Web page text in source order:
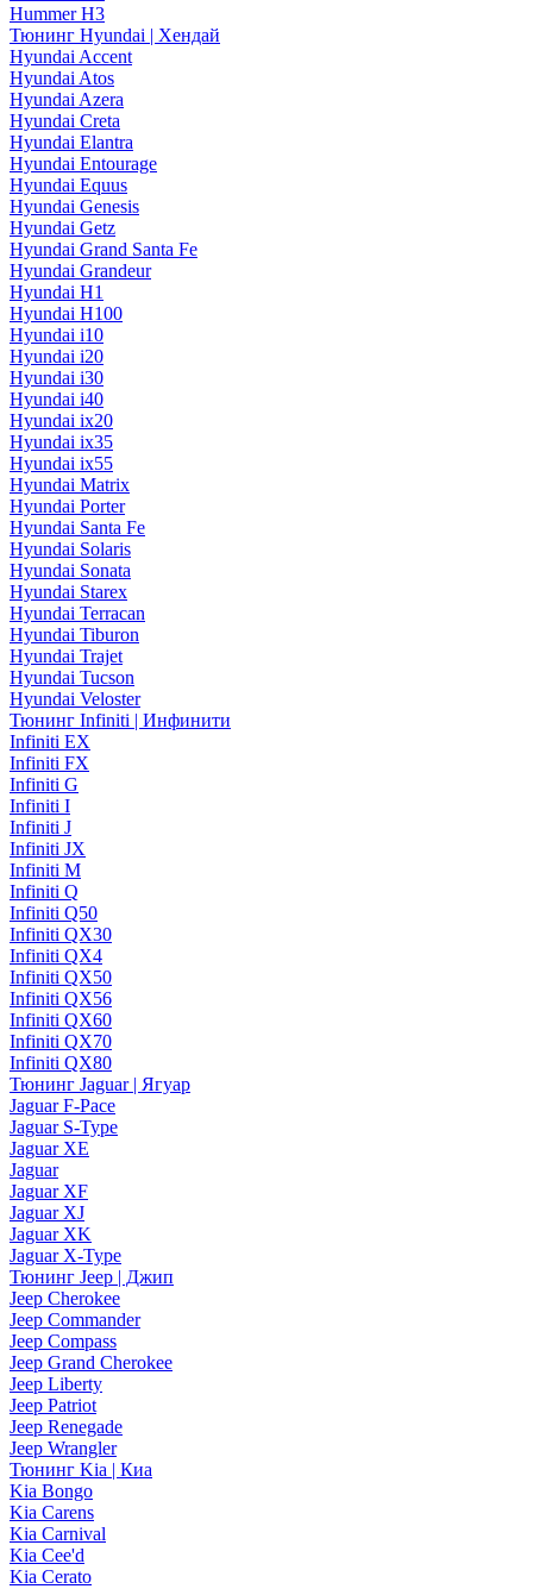
Hummer H3
Тюнинг Hyundai | Хендай
Hyundai Accent
Hyundai Atos
Hyundai Azera
Hyundai Creta
Hyundai Elantra
Hyundai Entourage
Hyundai Equus
Hyundai Genesis
Hyundai Getz
Hyundai Grand Santa Fe
Hyundai Grandeur
Hyundai H1
Hyundai H100
Hyundai i10
Hyundai i20
Hyundai i30
Hyundai i40
Hyundai ix20
Hyundai ix35
Hyundai ix55
Hyundai Matrix
Hyundai Porter
Hyundai Santa Fe
Hyundai Solaris
Hyundai Sonata
Hyundai Starex
Hyundai Terracan
Hyundai Tiburon
Hyundai Trajet
Hyundai Tucson
Hyundai Veloster
Тюнинг Infiniti | Инфинити
Infiniti EX
Infiniti FX
Infiniti G
Infiniti I
Infiniti J
Infiniti JX
Infiniti M
Infiniti Q
Infiniti Q50
Infiniti QX30
Infiniti QX4
Infiniti QX50
Infiniti QX56
Infiniti QX60
Infiniti QX70
Infiniti QX80
Тюнинг Jaguar | Ягуар
Jaguar F-Pace
Jaguar S-Type
Jaguar XE
Jaguar
Jaguar XF
Jaguar XJ
Jaguar XK
Jaguar X-Type
Тюнинг Jeep | Джип
Jeep Cherokee
Jeep Commander
Jeep Compass
Jeep Grand Cherokee
Jeep Liberty
Jeep Patriot
Jeep Renegade
Jeep Wrangler
Тюнинг Kia | Киа
Kia Bongo
Kia Carens
Kia Carnival
Kia Cee'd
Kia Cerato